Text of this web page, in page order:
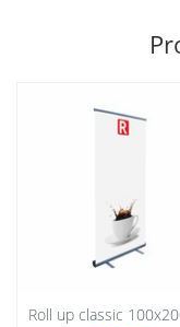
Roll up classic